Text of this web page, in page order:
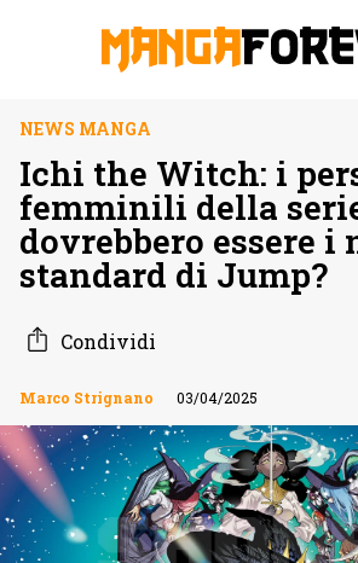
NEWS MANGA
Ichi the Witch: i
femminili della
dovrebbero essere i
standard di Jump?
Condividi
Marco Strignano 03/04/2025